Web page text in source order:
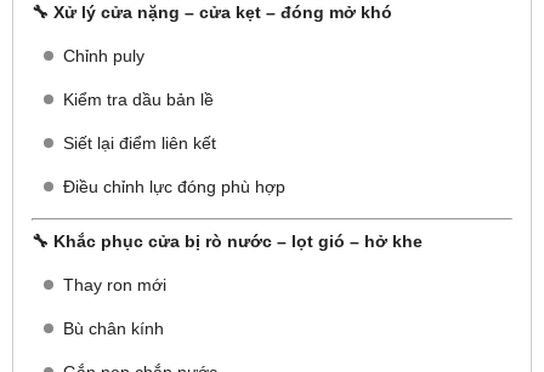
🔧 Xử lý cửa nặng – cửa kẹt – đóng mở khó
Chỉnh puly
Kiểm tra dầu bản lề
Siết lại điểm liên kết
Điều chỉnh lực đóng phù hợp
🔧 Khắc phục cửa bị rò nước – lọt gió – hở khe
Thay ron mới
Bù chân kính